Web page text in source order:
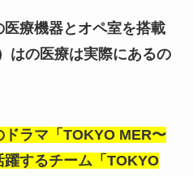
療機器とオペ室を搭載
はの医療は実際にあるの
ラマ「TOKYO MER〜
するチーム「TOKYO